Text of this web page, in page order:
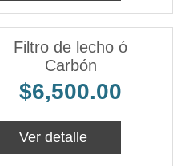
Filtro de lecho ó
Carbón
$6,500.00
Ver detalle